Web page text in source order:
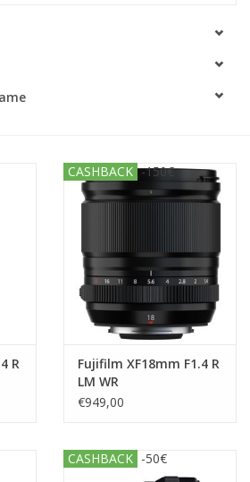
R
CASHBACK -150€
Fujifilm XF18mm F1.4 R
LM WR
€949,00
CASHBACK -50€